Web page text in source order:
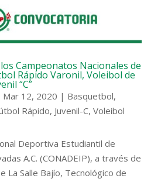
Campeonatos Nacionales de
Rápido Varonil, Voleibol de
“C”
Mar 12, 2020 | Basquetbol,
Rápido, Juvenil-C, Voleibol
Deportiva Estudiantil de
A.C. (CONADEIP), a través de
La Salle Bajío, Tecnológico de